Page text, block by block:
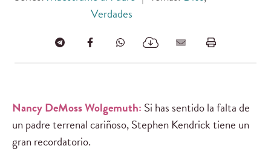
Verdades
Nancy DeMoss Wolgemuth: Si has sentido la falta de
un padre terrenal cariñoso, Stephen Kendrick tiene un
gran recordatorio.